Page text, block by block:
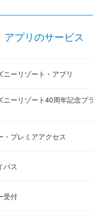
アプリのサービス
ニーリゾート・アプリ
ニーリゾート40周年記念プ
・プレミアアクセス
パス
受付